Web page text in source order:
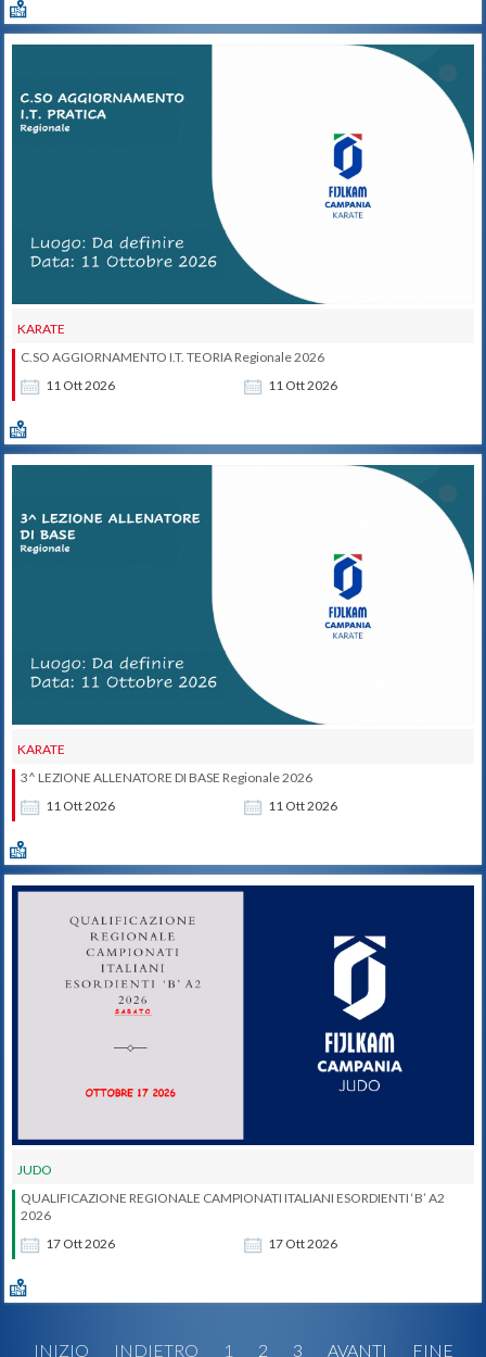
KARATE
11 Ott2026 11 Ott2026
C.SO AGGIORNAMENTO I.T. TEORIA Regionale 2026
KARATE
11 Ott2026 11 Ott2026
3^ LEZIONE ALLENATORE DI BASE Regionale 2026
JUDO
17 Ott2026 17 Ott2026
QUALIFICAZIONE REGIONALE CAMPIONATI ITALIANI ESORDIENTI ‘B’ A2
2026
INIZIO INDIETRO 1 2 3 AVANTI FINE